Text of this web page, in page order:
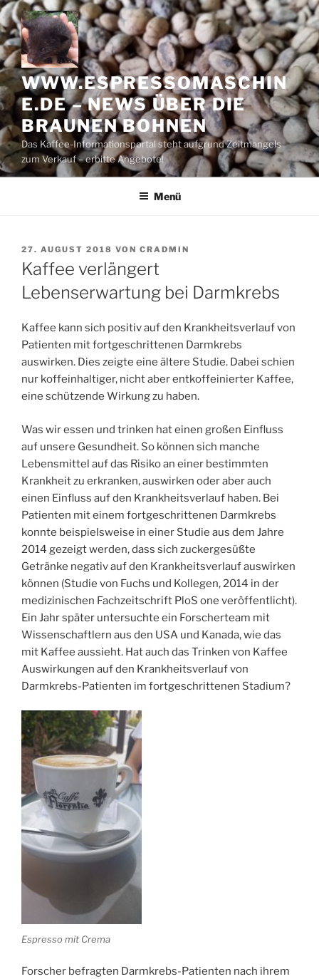
Zum
Inhalt
springen
WWW.ESPRESSOMASCHIN
E.DE – NEWS ÜBER DIE
BRAUNEN BOHNEN
Das Kaffee-Informationsportal steht aufgrund Zeitmangels
zum Verkauf – erbitte Angebote!
Menü
VERÖFFENTLICHT
AM
27. AUGUST 2018 VON CRADMIN
Kaffee verlängert
Lebenserwartung bei Darmkrebs
Kaffee kann sich positiv auf den Krankheitsverlauf von
Patienten mit fortgeschrittenen Darmkrebs
auswirken. Dies zeigte eine ältere Studie. Dabei schien
nur koffeinhaltiger, nicht aber entkoffeinierter Kaffee,
eine schützende Wirkung zu haben.
Was wir essen und trinken hat einen großen Einfluss
auf unsere Gesundheit. So können sich manche
Lebensmittel auf das Risiko an einer bestimmten
Krankheit zu erkranken, auswirken oder aber auch
einen Einfluss auf den Krankheitsverlauf haben. Bei
Patienten mit einem fortgeschrittenen Darmkrebs
konnte beispielsweise in einer Studie aus dem Jahre
2014 gezeigt werden, dass sich zuckergesüßte
Getränke negativ auf den Krankheitsverlauf auswirken
können (Studie von Fuchs und Kollegen, 2014 in der
medizinischen Fachzeitschrift PloS one veröffentlicht).
Ein Jahr später untersuchte ein Forscherteam mit
Wissenschaftlern aus den USA und Kanada, wie das
mit Kaffee aussieht. Hat auch das Trinken von Kaffee
Auswirkungen auf den Krankheitsverlauf von
Darmkrebs-Patienten im fortgeschrittenen Stadium?
Espresso mit Crema
Forscher befragten Darmkrebs-Patienten nach ihrem